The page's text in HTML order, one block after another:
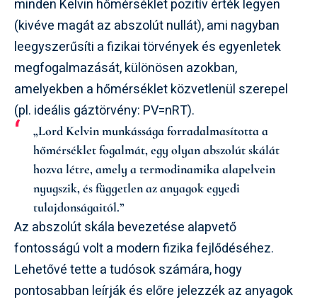
minden Kelvin hőmérséklet pozitív érték legyen
(kivéve magát az abszolút nullát), ami nagyban
leegyszerűsíti a fizikai törvények és egyenletek
megfogalmazását, különösen azokban,
amelyekben a hőmérséklet közvetlenül szerepel
(pl. ideális gáztörvény: PV=nRT).
„Lord Kelvin munkássága forradalmasította a
hőmérséklet fogalmát, egy olyan abszolút skálát
hozva létre, amely a termodinamika alapelvein
nyugszik, és független az anyagok egyedi
tulajdonságaitól.”
Az abszolút skála bevezetése alapvető
fontosságú volt a modern fizika fejlődéséhez.
Lehetővé tette a tudósok számára, hogy
pontosabban leírják és előre jelezzék az anyagok